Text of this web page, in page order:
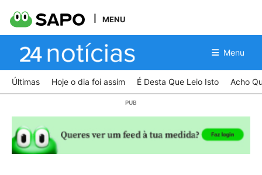
MENU
Menu
Últimas Hoje o dia foi assim É Desta Que Leio Isto Acho